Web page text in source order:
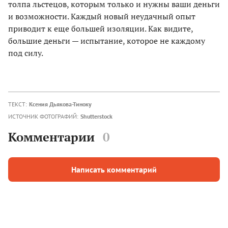
толпа льстецов, которым только и нужны ваши деньги
и возможности. Каждый новый неудачный опыт
приводит к еще большей изоляции. Как видите,
большие деньги — испытание, которое не каждому
под силу.
ТЕКСТ: Ксения Дьякова-Тиноку
ИСТОЧНИК ФОТОГРАФИЙ: Shutterstock
Комментарии 0
Написать комментарий